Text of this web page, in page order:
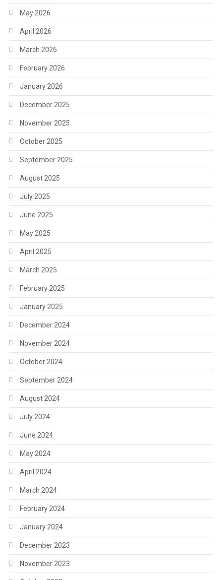
May 2026
April 2026
March 2026
February 2026
January 2026
December 2025
November 2025
October 2025
September 2025
August 2025
July 2025
June 2025
May 2025
April 2025
March 2025
February 2025
January 2025
December 2024
November 2024
October 2024
September 2024
August 2024
July 2024
June 2024
May 2024
April 2024
March 2024
February 2024
January 2024
December 2023
November 2023